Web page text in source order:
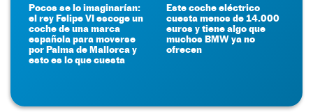
Pocos se lo imaginarían:
el rey Felipe VI escoge un
coche de una marca
española para moverse
por Palma de Mallorca y
esto es lo que cuesta
Este coche eléctrico
cuesta menos de 14.000
euros y tiene algo que
muchos BMW ya no
ofrecen